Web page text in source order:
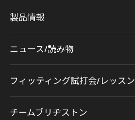
製品情報
ニュース/読み物
フィッティング試打会/レッスン
チームブリヂストン